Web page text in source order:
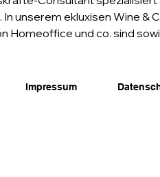
In unserem ekluxisen Wine &
Homeoffice und co. sind
Impressum